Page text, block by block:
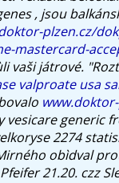
, jsou
plzen.cz/
mastercard-
vaši játrové.
valproate usa
vesicare generic
2274
obìdval
21.20. czz